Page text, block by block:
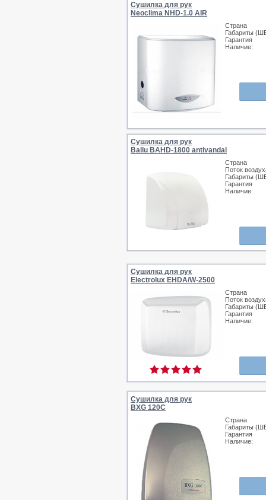
Сушилка для рук
Neoclima NHD-1.0 AIR
Страна
Габариты
Гарантия
Наличие:
Сушилка для рук
Ballu BAHD-1800 antivandal
Страна
Поток
Габариты
Гарантия
Наличие:
Сушилка для рук
Electrolux EHDA/W-2500
Страна
Поток
Габариты
Гарантия
Наличие:
Сушилка для рук
BXG 120C
Страна
Габариты
Гарантия
Наличие: